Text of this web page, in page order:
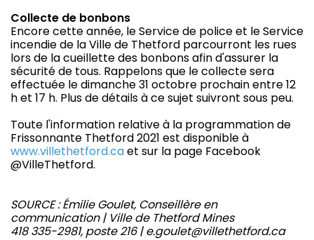
Collecte de bonbons
Encore cette année, le Service de police et le Service
incendie de la Ville de Thetford parcourront les rues
lors de la cueillette des bonbons afin d'assurer la
sécurité de tous. Rappelons que le collecte sera
effectuée le dimanche 31 octobre prochain entre 12
h et 17 h. Plus de détails à ce sujet suivront sous peu.
Toute l'information relative à la programmation de
Frissonnante Thetford 2021 est disponible à
www.villethetford.caet sur la page Facebook
@VilleThetford.
SOURCE : Émilie Goulet, Conseillère en
communication | Ville de Thetford Mines
418 335-2981, poste 216 | e.goulet@villethetford.ca